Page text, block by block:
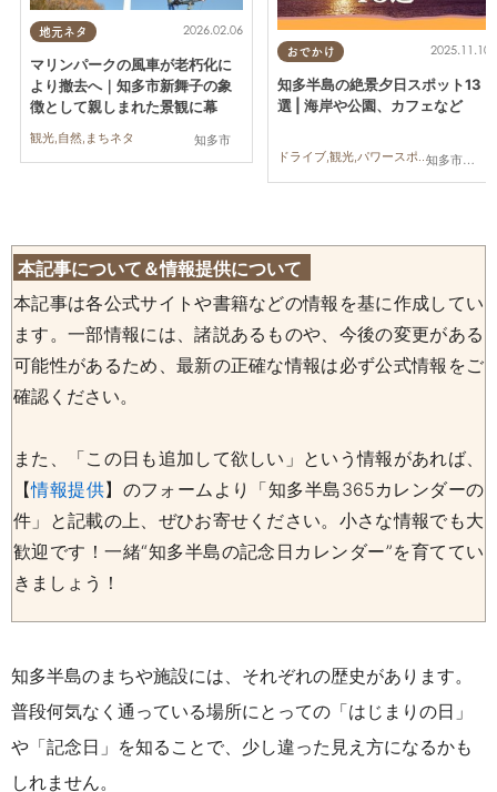
地元ネタ
知多市
2026.02.06
マリンパークの風車が老朽化に
より撤去へ｜知多市新舞子の象
徴として親しまれた景観に幕
観光,自然,まちネタ
おでかけ
知多市,常滑市,美浜町,南知多町
2025.11.10
知多半島の絶景夕日スポット13
選 | 海岸や公園、カフェなど
ドライブ,観光,パワースポット,自然,まちネタ,まとめ記事,家族,カップル
本記事について＆情報提供について
本記事は各公式サイトや書籍などの情報を基に作成してい
ます。一部情報には、諸説あるものや、今後の変更がある
可能性があるため、最新の正確な情報は必ず公式情報をご
確認ください。
また、「この日も追加して欲しい」という情報があれば、
【情報提供】のフォームより「知多半島365カレンダーの
件」と記載の上、ぜひお寄せください。小さな情報でも大
歓迎です！一緒“知多半島の記念日カレンダー”を育ててい
きましょう！
知多半島のまちや施設には、それぞれの歴史があります。
普段何気なく通っている場所にとっての「はじまりの日」
や「記念日」を知ることで、少し違った見え方になるかも
しれません。